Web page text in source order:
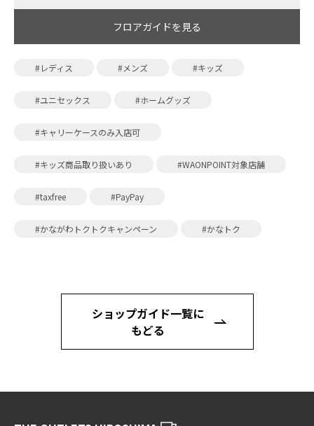
フロアガイドを見る
#レディス #メンズ #キッズ
#ユニセックス #ホームグッズ
#キャリーケースのみ入店可
#キッズ商品取り扱いあり #WAONPOINT対象店舗
#taxfree #PayPay
#かながわトクトクキャンペーン #かなトク
ショップガイド一覧に
もどる